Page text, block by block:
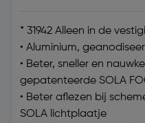
* 31942 Alleen in de
• Aluminium,
• Beter, sneller en
gepatenteerde SOLA
• Beter aflezen bij
SOLA lichtplaatje